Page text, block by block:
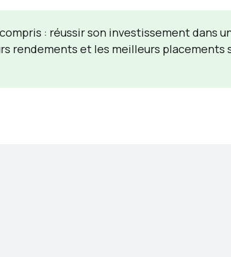
compris : réussir son investissement dans
rendements et les meilleurs placements